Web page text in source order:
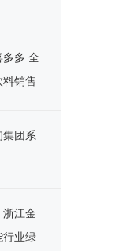
多多 全
料销售
集团系
浙江金
行业绿